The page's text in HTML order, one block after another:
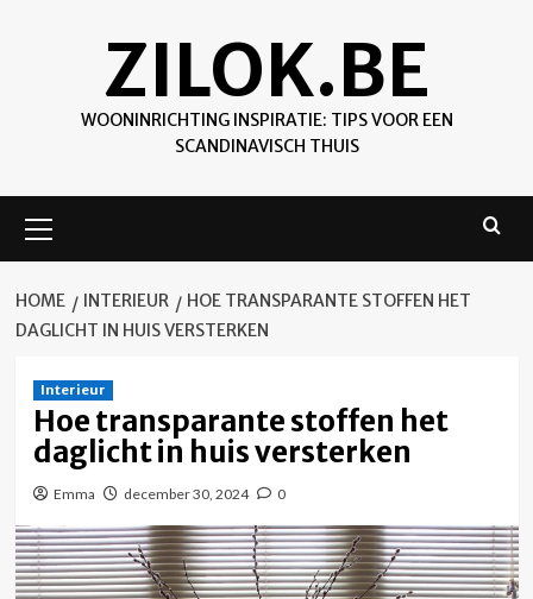
ZILOK.BE
WOONINRICHTING INSPIRATIE: TIPS VOOR EEN
SCANDINAVISCH THUIS
Menu
HOME INTERIEUR
HOE TRANSPARANTE STOFFEN HET
DAGLICHT IN HUIS VERSTERKEN
Interieur
Hoe transparante stoffen het
daglicht in huis versterken
Emma december 30, 2024 0